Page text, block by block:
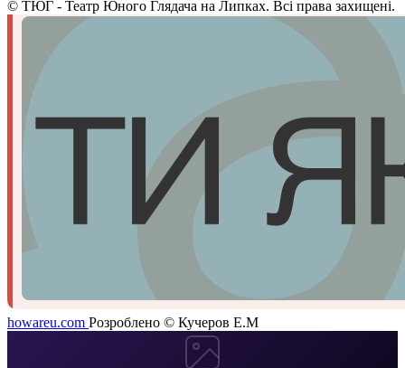
© ТЮГ - Театр Юного Глядача на Липках. Всі права захищені.
howareu.com Розроблено © Кучеров Е.М